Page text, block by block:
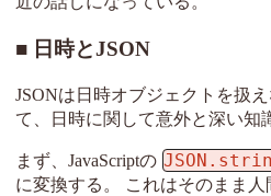
日時とJSON
JSONは日時オブジェクトを扱
て、日時に関して意外と深い知
まず、JavaScriptの
に変換する。 これはそのまま人